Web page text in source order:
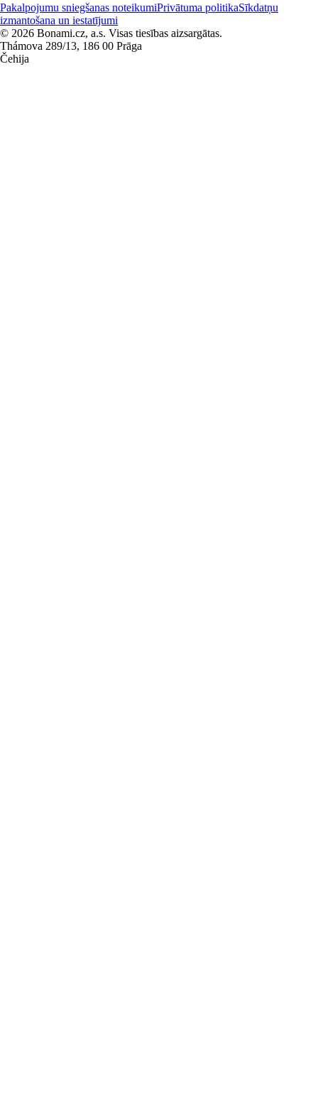
Pakalpojumu sniegšanas noteikumiPrivātuma politikaSīkdatņu
izmantošana un iestatījumi
© 2026 Bonami.cz, a.s. Visas tiesības aizsargātas.
Thámova 289/13, 186 00 Prāga
Čehija